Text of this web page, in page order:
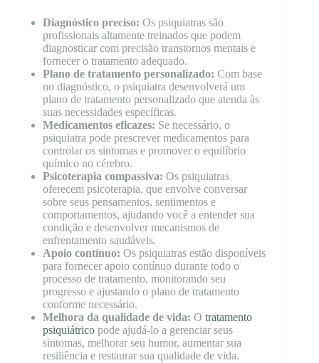
Diagnóstico preciso: Os psiquiatras são
profissionais altamente treinados que podem
diagnosticar com precisão transtornos mentais e
fornecer o tratamento adequado.
Plano de tratamento personalizado: Com base
no diagnóstico, o psiquiatra desenvolverá um
plano de tratamento personalizado que atenda às
suas necessidades específicas.
Medicamentos eficazes: Se necessário, o
psiquiatra pode prescrever medicamentos para
controlar os sintomas e promover o equilíbrio
químico no cérebro.
Psicoterapia compassiva: Os psiquiatras
oferecem psicoterapia, que envolve conversar
sobre seus pensamentos, sentimentos e
comportamentos, ajudando você a entender sua
condição e desenvolver mecanismos de
enfrentamento saudáveis.
Apoio contínuo: Os psiquiatras estão disponíveis
para fornecer apoio contínuo durante todo o
processo de tratamento, monitorando seu
progresso e ajustando o plano de tratamento
conforme necessário.
Melhora da qualidade de vida: O tratamento
psiquiátrico pode ajudá-lo a gerenciar seus
sintomas, melhorar seu humor, aumentar sua
resiliência e restaurar sua qualidade de vida.